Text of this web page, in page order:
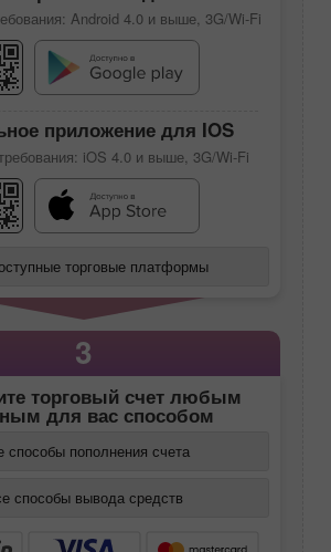
Android 4.0 и выше, 3G/Wi-Fi
приложение для IOS
iOS 4.0 и выше, 3G/Wi-Fi
торговые платформы
3
торговый счет любым
для вас способом
способы пополнения счета
способы вывода средств